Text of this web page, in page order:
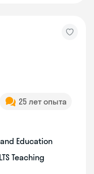
25 лет опыта
Education
Teaching